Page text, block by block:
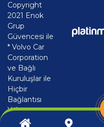
Copyright
2021 Enok
Grup
Güvencesi ile
* Volvo Car
Corporation
ve Bağlı
Kuruluşlar ile
Hiçbir
Bağlantısı
Yoktur